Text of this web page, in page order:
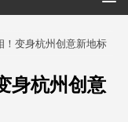
！变身杭州创意新地标
身杭州创意